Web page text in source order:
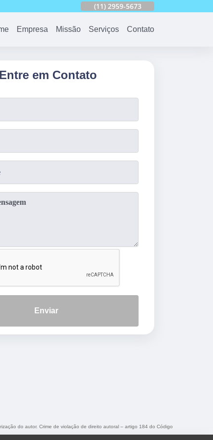
(11) 2959-5673
Empresa Missão Serviços Contato
Entre em Contato
Enviar
do autor. Crime de violação de direito autoral – artigo 184 do Código